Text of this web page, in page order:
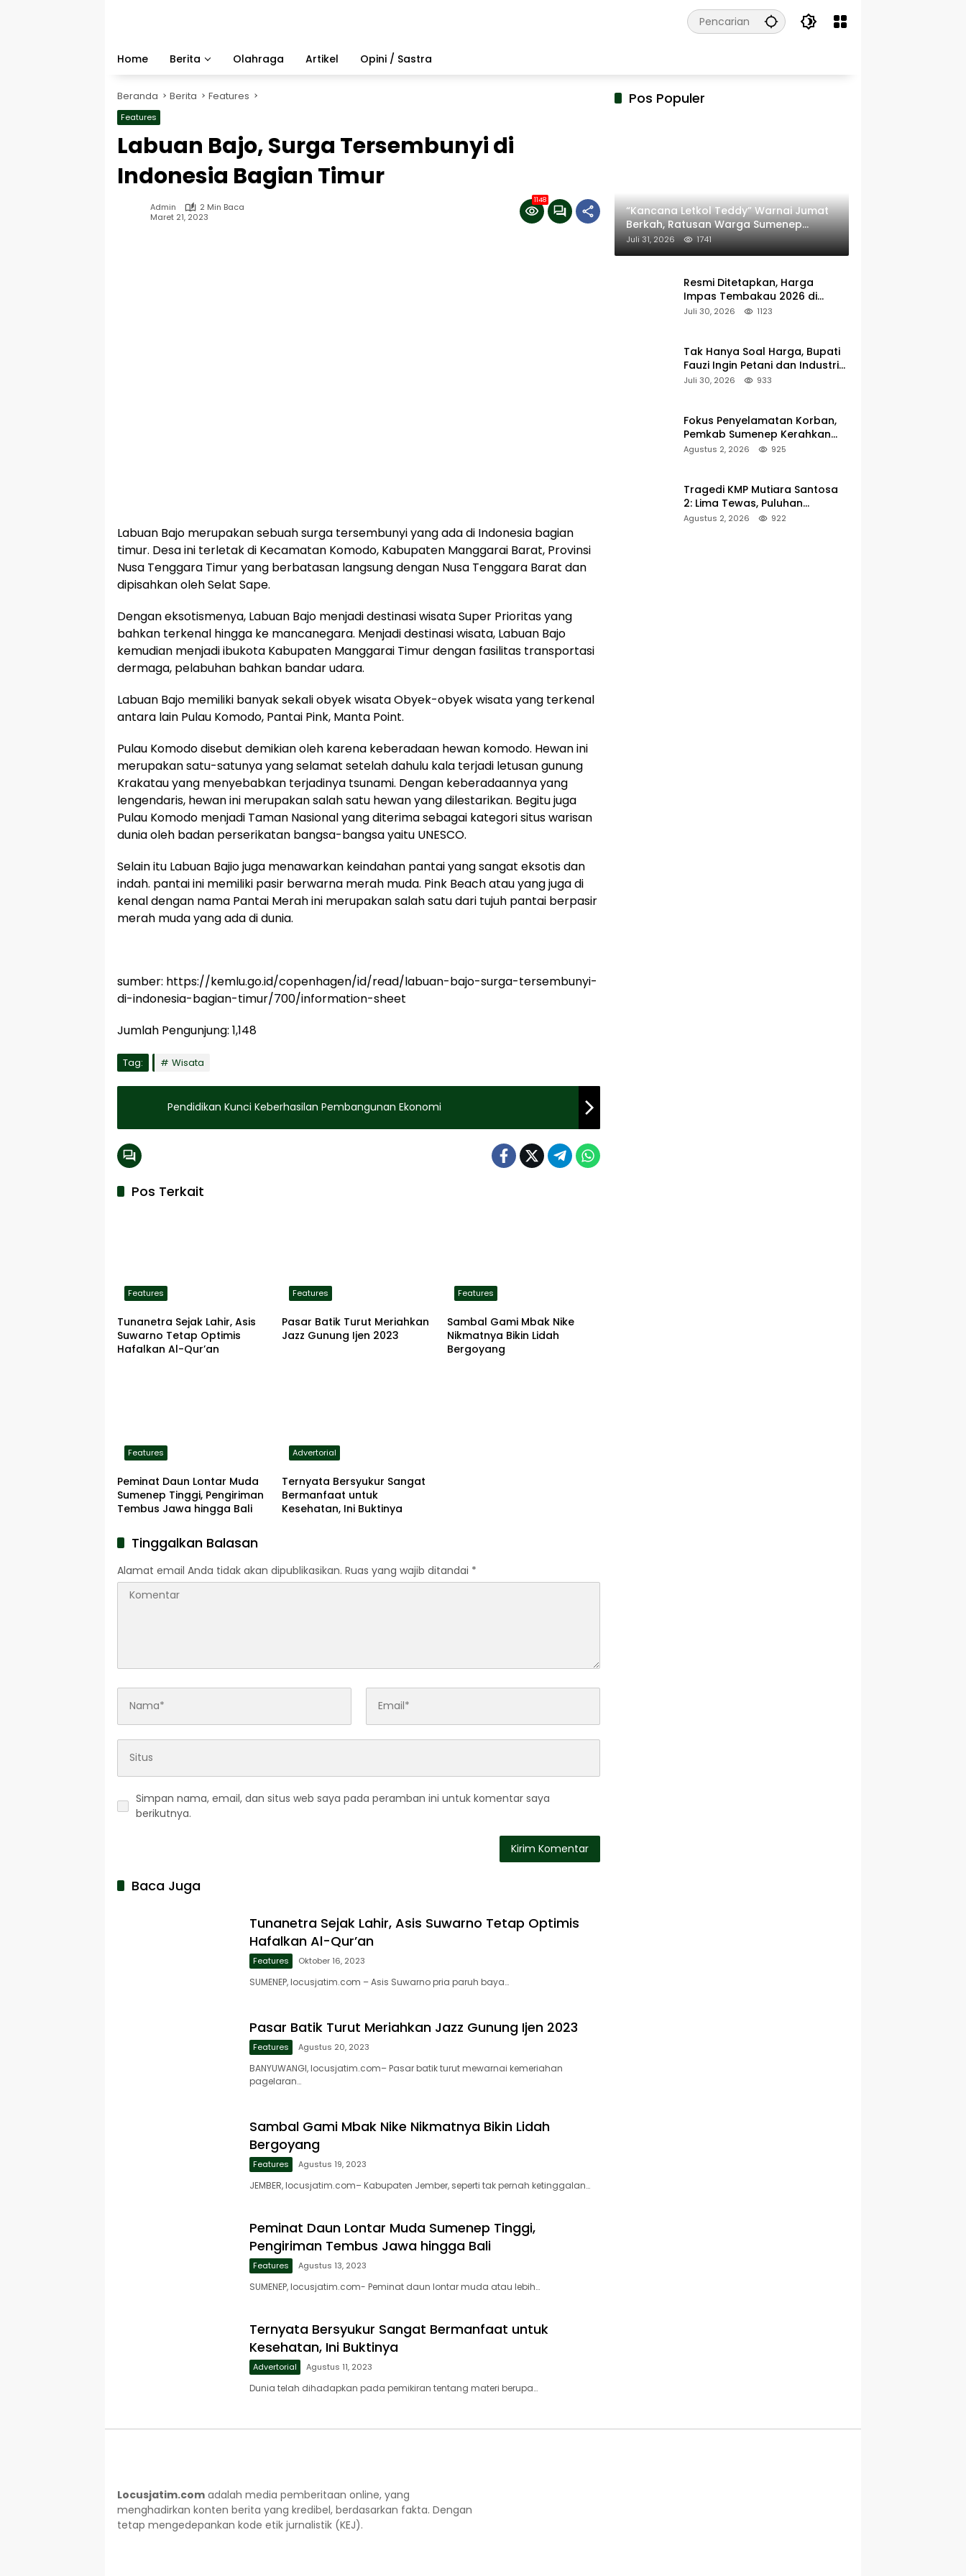
Home
Berita Olahraga Artikel Opini / Sastra
Beranda Berita Features
Features
Labuan Bajo, Surga Tersembunyi di
Indonesia Bagian Timur
Admin
2 Min Baca
Maret 21, 2023
1148
Labuan Bajo merupakan sebuah surga tersembunyi yang ada di Indonesia bagian
timur. Desa ini terletak di Kecamatan Komodo, Kabupaten Manggarai Barat, Provinsi
Nusa Tenggara Timur yang berbatasan langsung dengan Nusa Tenggara Barat dan
dipisahkan oleh Selat Sape.
Dengan eksotismenya, Labuan Bajo menjadi destinasi wisata Super Prioritas yang
bahkan terkenal hingga ke mancanegara. Menjadi destinasi wisata, Labuan Bajo
kemudian menjadi ibukota Kabupaten Manggarai Timur dengan fasilitas transportasi
dermaga, pelabuhan bahkan bandar udara.
Labuan Bajo memiliki banyak sekali obyek wisata Obyek-obyek wisata yang terkenal
antara lain Pulau Komodo, Pantai Pink, Manta Point.
Pulau Komodo disebut demikian oleh karena keberadaan hewan komodo. Hewan ini
merupakan satu-satunya yang selamat setelah dahulu kala terjadi letusan gunung
Krakatau yang menyebabkan terjadinya tsunami. Dengan keberadaannya yang
lengendaris, hewan ini merupakan salah satu hewan yang dilestarikan. Begitu juga
Pulau Komodo menjadi Taman Nasional yang diterima sebagai kategori situs warisan
dunia oleh badan perserikatan bangsa-bangsa yaitu UNESCO.
Selain itu Labuan Bajio juga menawarkan keindahan pantai yang sangat eksotis dan
indah. pantai ini memiliki pasir berwarna merah muda. Pink Beach atau yang juga di
kenal dengan nama Pantai Merah ini merupakan salah satu dari tujuh pantai berpasir
merah muda yang ada di dunia.
sumber: https://kemlu.go.id/copenhagen/id/read/labuan-bajo-surga-tersembunyi-
di-indonesia-bagian-timur/700/information-sheet
Jumlah Pengunjung: 1,148
Tag: Wisata
Pendidikan Kunci Keberhasilan Pembangunan Ekonomi
Pos Terkait
Features
Tunanetra Sejak Lahir, Asis
Suwarno Tetap Optimis
Hafalkan Al-Qur’an
Features
Pasar Batik Turut Meriahkan
Jazz Gunung Ijen 2023
Features
Sambal Gami Mbak Nike
Nikmatnya Bikin Lidah
Bergoyang
Features
Peminat Daun Lontar Muda
Sumenep Tinggi, Pengiriman
Tembus Jawa hingga Bali
Advertorial
Ternyata Bersyukur Sangat
Bermanfaat untuk
Kesehatan, Ini Buktinya
Tinggalkan Balasan
Alamat email Anda tidak akan dipublikasikan. Ruas yang wajib ditandai *
Simpan nama, email, dan situs web saya pada peramban ini untuk komentar saya
berikutnya.
Baca Juga
Tunanetra Sejak Lahir, Asis Suwarno Tetap Optimis
Hafalkan Al-Qur’an
Features Oktober 16, 2023
SUMENEP, locusjatim.com – Asis Suwarno pria paruh baya…
Pasar Batik Turut Meriahkan Jazz Gunung Ijen 2023
Features Agustus 20, 2023
BANYUWANGI, locusjatim.com– Pasar batik turut mewarnai kemeriahan
pagelaran…
Sambal Gami Mbak Nike Nikmatnya Bikin Lidah
Bergoyang
Features Agustus 19, 2023
JEMBER, locusjatim.com– Kabupaten Jember, seperti tak pernah ketinggalan…
Peminat Daun Lontar Muda Sumenep Tinggi,
Pengiriman Tembus Jawa hingga Bali
Features Agustus 13, 2023
SUMENEP, locusjatim.com- Peminat daun lontar muda atau lebih…
Ternyata Bersyukur Sangat Bermanfaat untuk
Kesehatan, Ini Buktinya
Advertorial Agustus 11, 2023
Dunia telah dihadapkan pada pemikiran tentang materi berupa…
Pos Populer
“Kancana Letkol Teddy” Warnai Jumat
Berkah, Ratusan Warga Sumenep
Terima Nasi Bungkus
Juli 31, 2026 1741
Resmi Ditetapkan, Harga
Impas Tembakau 2026 di
Sumenep Alami Kenaikan
Juli 30, 2026 1123
Tak Hanya Soal Harga, Bupati
Fauzi Ingin Petani dan Industri
Rokok Tumbuh Bersama
Juli 30, 2026 933
Fokus Penyelamatan Korban,
Pemkab Sumenep Kerahkan
Tim Medis dan Ambulans ke
Agustus 2, 2026 925
Tragedi KMP Mutiara Santosa
2: Lima Tewas, Puluhan
Penumpang Masih Dalam
Agustus 2, 2026 922
Locusjatim.com adalah media pemberitaan online, yang
menghadirkan konten berita yang kredibel, berdasarkan fakta. Dengan
tetap mengedepankan kode etik jurnalistik (KEJ).